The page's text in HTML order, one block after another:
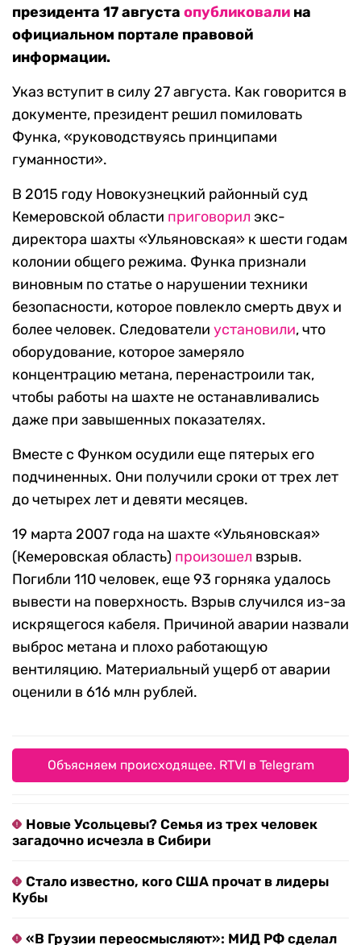
президента 17 августа опубликовали на
официальном портале правовой
информации.
Указ вступит в силу 27 августа. Как говорится в
документе, президент решил помиловать
Функа, «руководствуясь принципами
гуманности».
В 2015 году Новокузнецкий районный суд
Кемеровской области приговорил экс-
директора шахты «Ульяновская» к шести годам
колонии общего режима. Функа признали
виновным по статье о нарушении техники
безопасности, которое повлекло смерть двух и
более человек. Следователи установили, что
оборудование, которое замеряло
концентрацию метана, перенастроили так,
чтобы работы на шахте не останавливались
даже при завышенных показателях.
Вместе с Функом осудили еще пятерых его
подчиненных. Они получили сроки от трех лет
до четырех лет и девяти месяцев.
19 марта 2007 года на шахте «Ульяновская»
(Кемеровская область) произошел взрыв.
Погибли 110 человек, еще 93 горняка удалось
вывести на поверхность. Взрыв случился из-за
искрящегося кабеля. Причиной аварии назвали
выброс метана и плохо работающую
вентиляцию. Материальный ущерб от аварии
оценили в 616 млн рублей.
Объясняем происходящее. RTVI в Telegram
Новые Усольцевы? Семья из трех человек
загадочно исчезла в Сибири
Стало известно, кого США прочат в лидеры
Кубы
«В Грузии переосмысляют»: МИД РФ сделал